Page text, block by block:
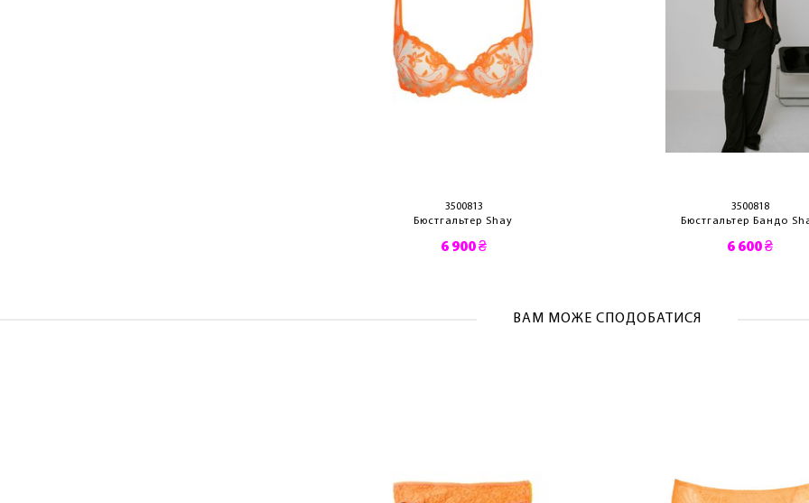
3500813
Бюстгальтер Shay
6 900 ₴
3500818
Бюстгальтер Бандо
6 600 ₴
ВАМ МОЖЕ СПОДОБАТИСЯ